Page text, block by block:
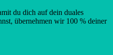
du dich auf dein duales
übernehmen wir 100 % deiner